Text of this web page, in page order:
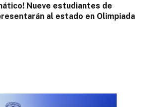
Nueve estudiantes de
al estado en Olimpiada